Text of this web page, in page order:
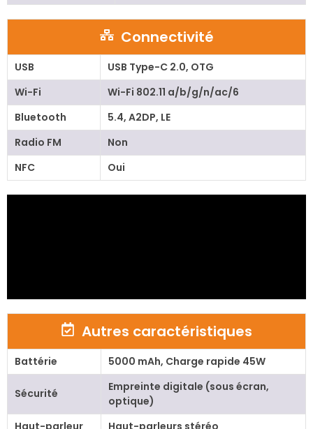
Connectivité
USB
USB Type-C 2.0, OTG
Wi-Fi
Wi-Fi 802.11 a/b/g/n/ac/6
Bluetooth
5.4, A2DP, LE
Radio FM
Non
NFC
Oui
Autres caractéristiques
Battérie 5000 mAh, Charge rapide 45W
Sécurité
Empreinte digitale (sous écran,
optique)